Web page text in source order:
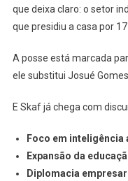
que deixa claro: o setor
que presidiu a casa por
A posse está marcada
ele substitui Josué
E Skaf já chega com
Foco em inteligência
Expansão da
Diplomacia